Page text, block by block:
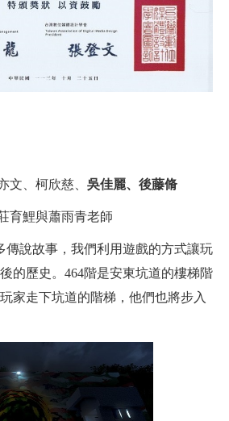
文、柯欣慈、 吳佳麗、後藤脩
育鯉與蕭雨青老師
傳說故事，我們利用遊戲的方式讓玩
的歷史。464階是安東坑道的樓梯階
家走下坑道的階梯，他們也將步入